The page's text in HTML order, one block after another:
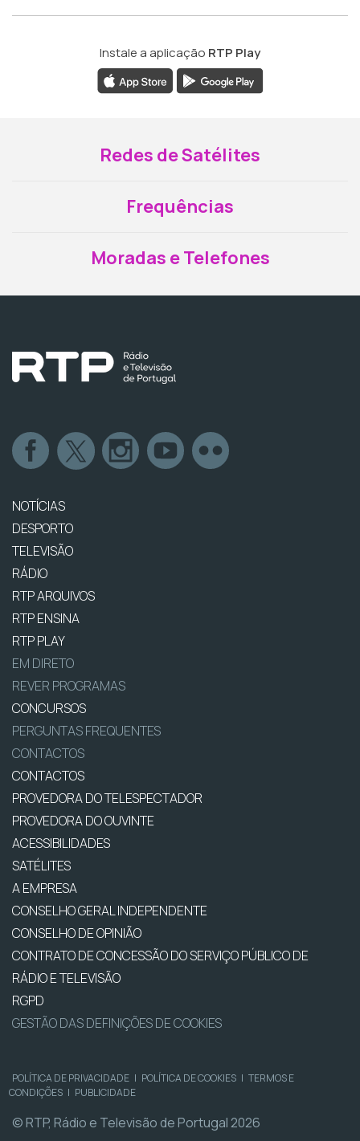
Instale a aplicação RTP Play
Redes de Satélites
Frequências
Moradas e Telefones
NOTÍCIAS
DESPORTO
TELEVISÃO
RÁDIO
RTP ARQUIVOS
RTP ENSINA
RTP PLAY
EM DIRETO
REVER PROGRAMAS
CONCURSOS
PERGUNTAS FREQUENTES
CONTACTOS
CONTACTOS
PROVEDORA DO TELESPECTADOR
PROVEDORA DO OUVINTE
ACESSIBILIDADES
SATÉLITES
A EMPRESA
CONSELHO GERAL INDEPENDENTE
CONSELHO DE OPINIÃO
CONTRATO DE CONCESSÃO DO SERVIÇO PÚBLICO DE
RÁDIO E TELEVISÃO
RGPD
GESTÃO DAS DEFINIÇÕES DE COOKIES
POLÍTICA DE PRIVACIDADE | POLÍTICA DE COOKIES | TERMOS E
CONDIÇÕES | PUBLICIDADE
© RTP, Rádio e Televisão de Portugal 2026